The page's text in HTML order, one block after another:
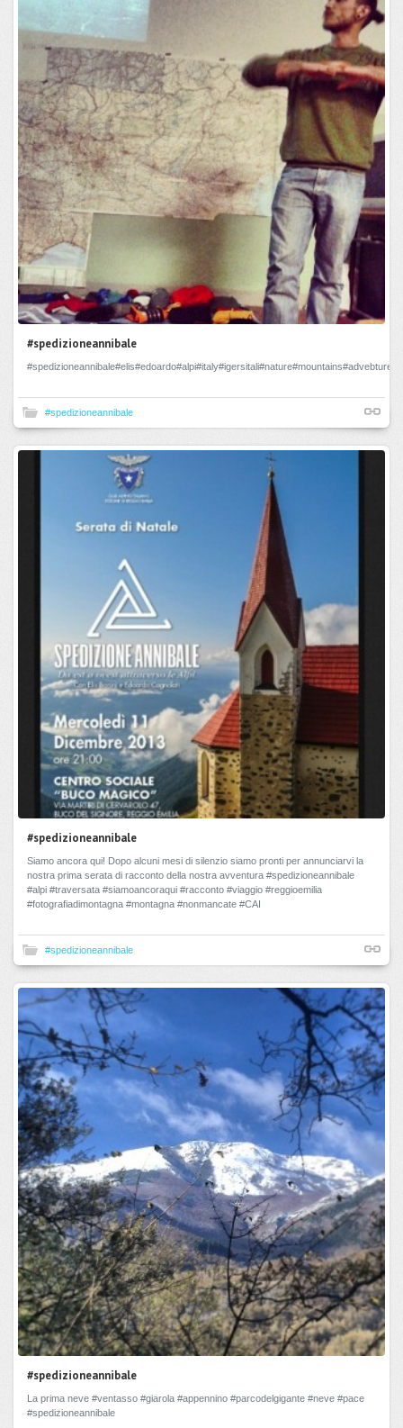
#spedizioneannibale
#spedizioneannibale
#spedizioneannibale
Siamo ancora qui! Dopo alcuni mesi di silenzio siamo pronti per annunciarvi la
nostra prima serata di racconto della nostra avventura #spedizioneannibale
#alpi #traversata #siamoancoraqui #racconto #viaggio #reggioemilia
#fotografiadimontagna #montagna #nonmancate #CAI
#spedizioneannibale
#spedizioneannibale
La prima neve #ventasso #giarola #appennino #parcodelgigante #neve #pace
#spedizioneannibale